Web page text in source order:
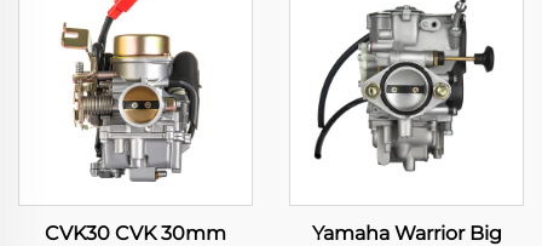
CVK30 CVK 30mm
Yamaha Warrior Big